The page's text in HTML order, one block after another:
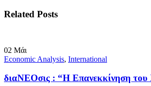
Related Posts
02 Μάι
Economic Analysis, International
διαΝΕΟσις : “Η Επανεκκίνηση του